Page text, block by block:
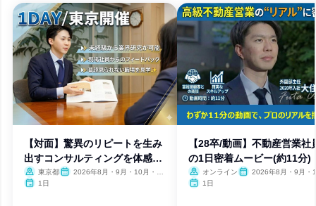
【対面】驚異のリピートを生み
出すコンサルティングを体感す
る 東京都
2026年8月・9月・10月・11
1日
【28卒/動画】不動産営業社
の1日密着ムービー(約11分)
オンライン
2026年8月・9月・
1日